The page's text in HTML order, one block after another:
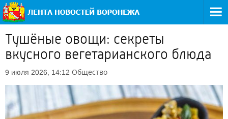
Тушёные овощи: секреты
вкусного вегетарианского блюда
9 июля 2026, 14:12 Общество